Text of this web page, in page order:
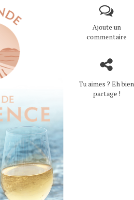
Ajoute un
commentaire
Tu aimes ? Eh bien
partage !